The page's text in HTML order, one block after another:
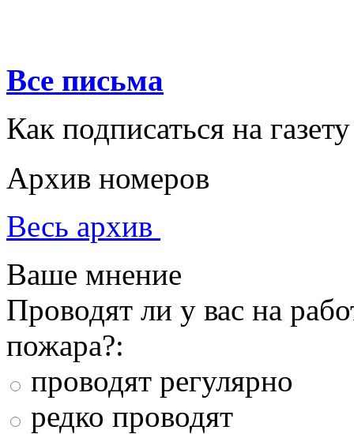
Все письма
Как подписаться на газету
Архив номеров
Весь архив
Ваше мнение
Проводят ли у вас на
пожара?:
проводят регулярно
редко проводят